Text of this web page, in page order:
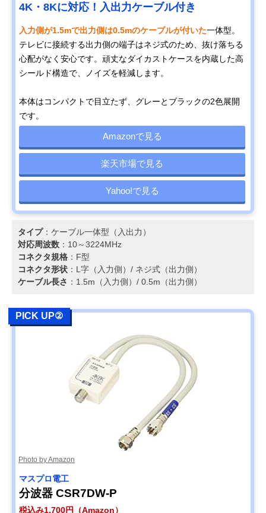
4K・8Kに対応！入出力ケーブル付き
入力側が1.5mで出力側は0.5mのケーブルが付いた一体型。
テレビに接続する出力側の端子はネジ式のため、抜け落ちる
心配がなく安心です。頑丈なダイカストケースを内蔵した高
シールド構造で、ノイズを軽減します。
本体はコンパクトで目立たず、グレーとブラックの2色展開
です。
Amazonで見る
楽天市場で見る
Yahoo!で見る
タイプ：ケーブル一体型（入出力）
対応周波数 ：10～3224MHz
コネクタ規格 ：F型
コネクタ形状 ：L字（入力側）/ ネジ式（出力側）
ケーブル長さ ：1.5m（入力側）/ 0.5m（出力側）
PICK UP②
Photo by Amazon
マスプロ電工
分波器 CSR7DW-P
税込み1,700円（Amazon）